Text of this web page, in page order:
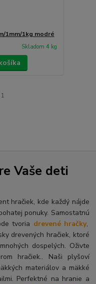
1mm/1kg modré
Skladom 4 kg
Vaše deti
hračiek, kde každý nájde
ponuky. Samostatnú
tvoria drevené hračky,
drevených hračiek, ktoré
dospelých. Oživte
hračiek.. Naši plyšoví
materiálov a mäkké
Perfektné na hranie a